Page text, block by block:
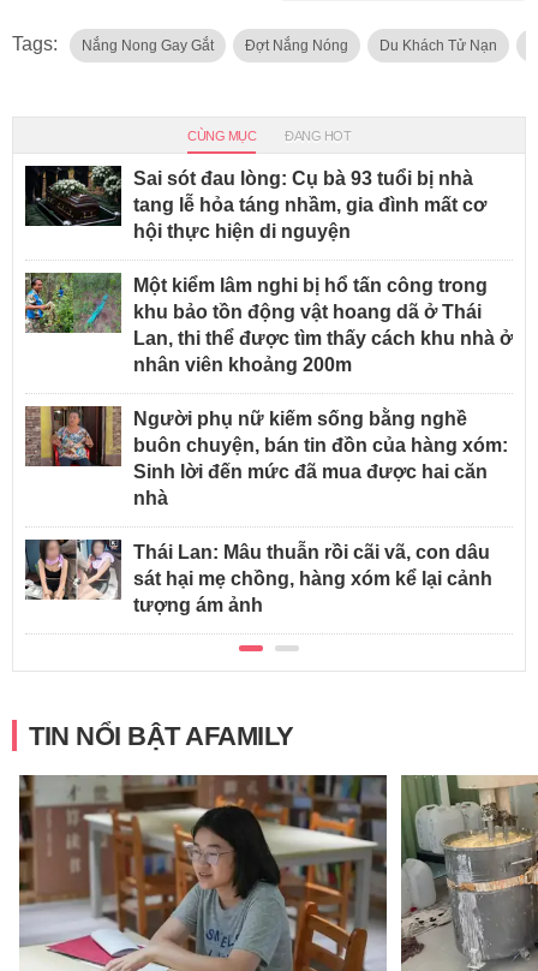
Tags: Nắng Nong Gay Gắt Đợt Nắng Nóng Du Khách Tử Nạn
CÙNG MỤC ĐANG HOT
Sai sót đau lòng: Cụ bà 93 tuổi bị nhà
tang lễ hỏa táng nhầm, gia đình mất cơ
hội thực hiện di nguyện
Một kiểm lâm nghi bị hổ tấn công trong
khu bảo tồn động vật hoang dã ở Thái
Lan, thi thể được tìm thấy cách khu nhà ở
nhân viên khoảng 200m
Người phụ nữ kiếm sống bằng nghề
buôn chuyện, bán tin đồn của hàng xóm:
Sinh lời đến mức đã mua được hai căn
nhà
Thái Lan: Mâu thuẫn rồi cãi vã, con dâu
sát hại mẹ chồng, hàng xóm kể lại cảnh
tượng ám ảnh
TIN NỔI BẬT AFAMILY